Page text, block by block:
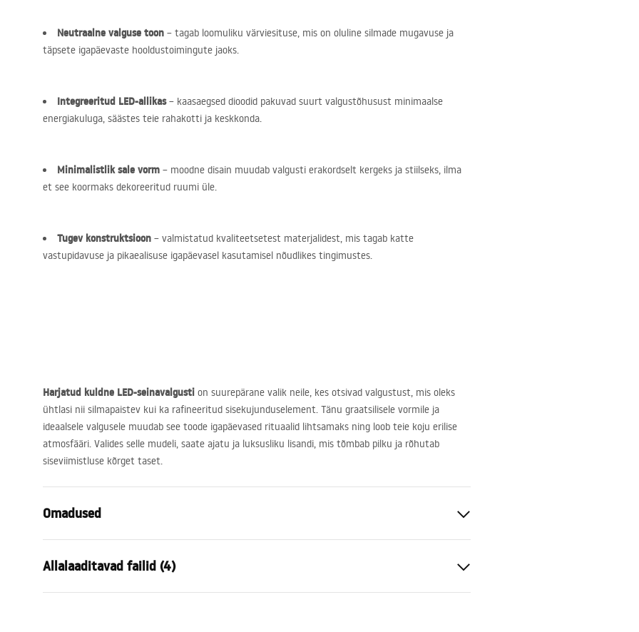
Neutraalne valguse toon – tagab loomuliku värviesituse, mis on oluline silmade mugavuse ja
täpsete igapäevaste hooldustoimingute jaoks.
Integreeritud LED-allikas– kaasaegsed dioodid pakuvad suurt valgustõhusust minimaalse
energiakuluga, säästes teie rahakotti ja keskkonda.
Minimalistlik sale vorm – moodne disain muudab valgusti erakordselt kergeks ja stiilseks, ilma
et see koormaks dekoreeritud ruumi üle.
Tugev konstruktsioon – valmistatud kvaliteetsetest materjalidest, mis tagab katte
vastupidavuse ja pikaealisuse igapäevasel kasutamisel nõudlikes tingimustes.
Harjatud kuldne LED-seinavalgusti on suurepärane valik neile, kes otsivad valgustust, mis oleks
ühtlasi nii silmapaistev kui ka rafineeritud sisekujunduselement. Tänu graatsilisele vormile ja
ideaalsele valgusele muudab see toode igapäevased rituaalid lihtsamaks ning loob teie koju erilise
atmosfääri. Valides selle mudeli, saate ajatu ja luksusliku lisandi, mis tõmbab pilku ja rõhutab
siseviimistluse kõrget taset.
Omadused
Lambi tüüp
Pikkus (mm)
400mm
Allalaaditavad failid (4)